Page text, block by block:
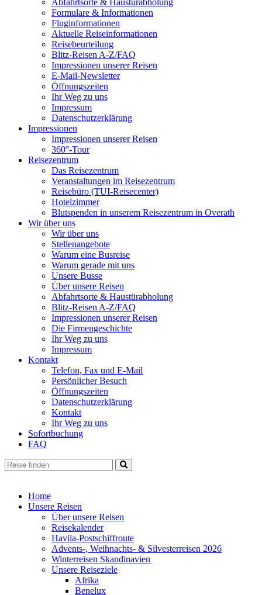
Abfahrtsorte & Haustürabholung
Formulare & Informationen
Fluginformationen
Aktuelle Reiseinformationen
Reisebeurteilung
Blitz-Reisen A-Z/FAQ
Impressionen unserer Reisen
E-Mail-Newsletter
Öffnungszeiten
Ihr Weg zu uns
Impressum
Datenschutzerklärung
Impressionen
Impressionen unserer Reisen
360°-Tour
Reisezentrum
Das Reisezentrum
Veranstaltungen im Reisezentrum
Reisebüro (TUI-Reisecenter)
Hotelzimmer
Blutspenden in unserem Reisezentrum in Overath
Wir über uns
Wir über uns
Stellenangebote
Warum eine Busreise
Warum gerade mit uns
Unsere Busse
Über unsere Reisen
Abfahrtsorte & Haustürabholung
Blitz-Reisen A-Z/FAQ
Impressionen unserer Reisen
Die Firmengeschichte
Ihr Weg zu uns
Impressum
Kontakt
Telefon, Fax und E-Mail
Persönlicher Besuch
Öffnungszeiten
Datenschutzerklärung
Kontakt
Ihr Weg zu uns
Sofortbuchung
FAQ
Home
Unsere Reisen
Über unsere Reisen
Reisekalender
Havila-Postschiffroute
Advents-, Weihnachts- & Silvesterreisen 2026
Winterreisen Skandinavien
Unsere Reiseziele
Afrika
Benelux